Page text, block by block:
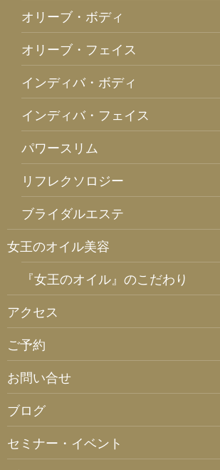
オリーブ・ボディ
オリーブ・フェイス
インディバ・ボディ
インディバ・フェイス
パワースリム
リフレクソロジー
ブライダルエステ
女王のオイル美容
『女王のオイル』のこだわり
アクセス
ご予約
お問い合せ
ブログ
セミナー・イベント